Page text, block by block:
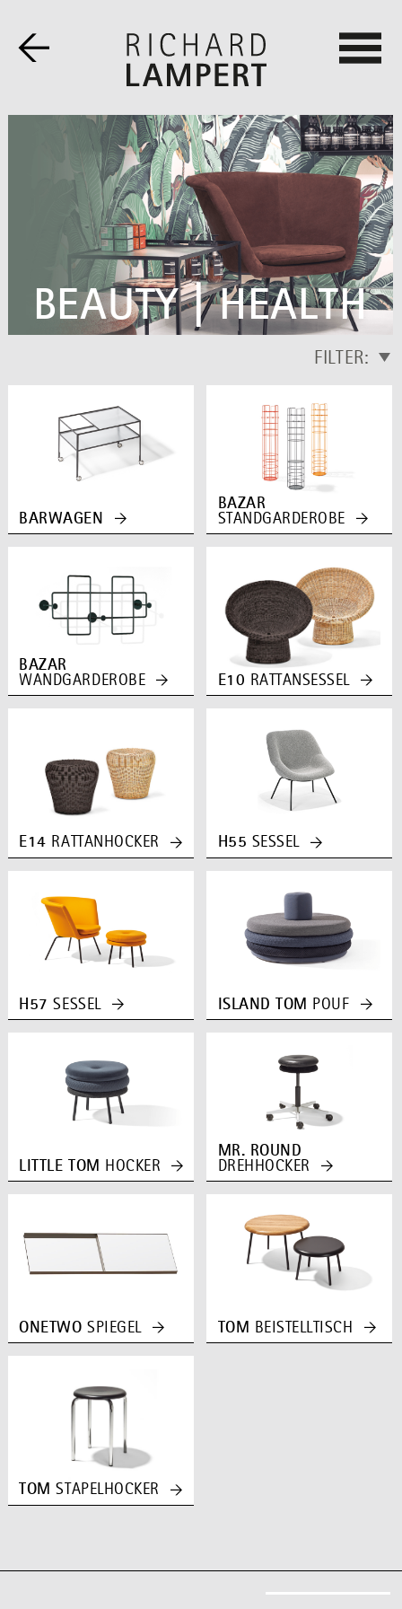
BEAUTY | HEALTH
FILTER:
BARWAGEN
BAZAR
STANDGARDEROBE
BAZAR
WANDGARDEROBE
E10 RATTANSESSEL
E14 RATTANHOCKER H55 SESSEL
H57 SESSEL ISLAND TOM POUF
LITTLE TOM HOCKER
MR. ROUND
DREHHOCKER
ONETWO SPIEGEL TOM BEISTELLTISCH
TOM STAPELHOCKER